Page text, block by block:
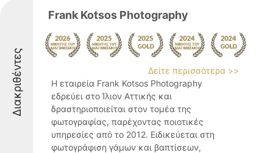
Διακριθέντες
Frank Kotsos Photography
Δείτε περισσότερα >>
Η εταιρεία Frank Kotsos Photography
εδρεύει στο Ίλιον Αττικής και
δραστηριοποιείται στον τομέα της
φωτογραφίας, παρέχοντας ποιοτικές
υπηρεσίες από το 2012. Ειδικεύεται στη
φωτογράφιση γάμων και βαπτίσεων,